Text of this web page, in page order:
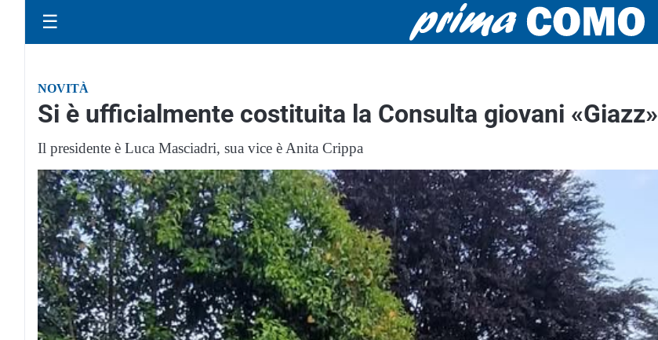
☰
NOVITÀ
Si è ufficialmente costituita la Consulta giovani «Giazz»
Il presidente è Luca Masciadri, sua vice è Anita Crippa